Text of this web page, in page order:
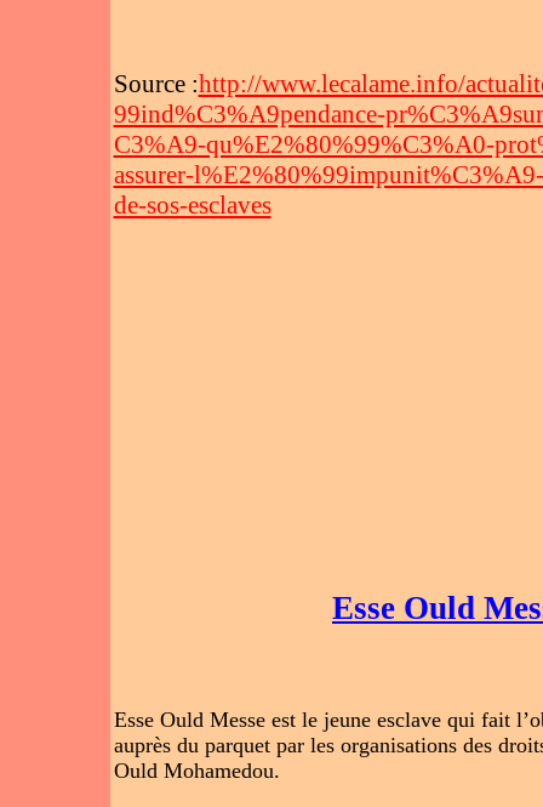
Source :http://www.lecalame.info/
99ind%C3%A9pendance-
C3%A9-qu%E2%80%99%C3%A0-
assurer-
de-sos-esclaves
Esse Ould
Esse Ould Messe est le jeune esclave qui fait
auprès du parquet par les organisations des
Ould Mohamedou.